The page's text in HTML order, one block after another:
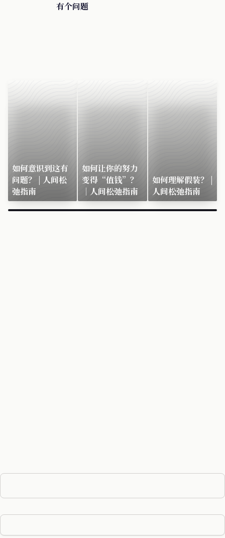
有个问题
如何意识到这有
问题？ | 人间松
弛指南
如何让你的努力
变得“值钱”？
｜人间松弛指南
如何理解假装？ |
人间松弛指南